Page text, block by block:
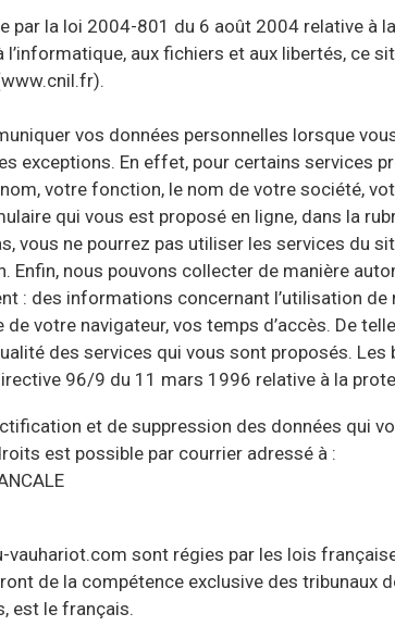
la loi 2004-801 du 6 août 2004 relative à
aux fichiers et aux libertés, ce
vos données personnelles lorsque
exceptions. En effet, pour certains services
votre fonction, le nom de votre société,
qui vous est proposé en ligne, dans la
vous ne pourrez pas utiliser les services du
Enfin, nous pouvons collecter de manière
: des informations concernant l’utilisation
votre navigateur, vos temps d’accès. De
des services qui vous sont proposés.
96/9 du 11 mars 1996 relative à la
et de suppression des données qui
est possible par courrier adressé à :
sont régies par les lois
de la compétence exclusive des tribunaux
est le français.